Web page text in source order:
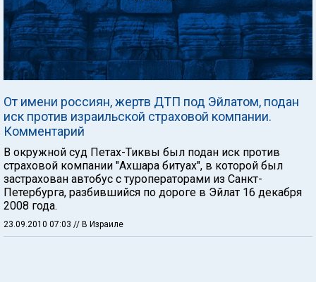
От имени россиян, жертв ДТП под Эйлатом, подан
иск против израильской страховой компании.
Комментарий
В окружной суд Петах-Тиквы был подан иск против
страховой компании "Ахшара битуах", в которой был
застрахован автобус с туроператорами из Санкт-
Петербурга, разбившийся по дороге в Эйлат 16 декабря
2008 года.
23.09.2010 07:03 // В Израиле